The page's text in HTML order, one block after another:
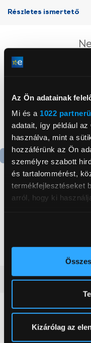
Az Ön adatainak
Mi és a 1022
adatait, így például
használva, mint a
hozzáférünk az Ön
személyre szabott
és tartalommérést,
termékfejlesztéseket
arról, hogy ki
Az Ön
módjairól és adja
pontban. Bármikor
Sütinyilatkozathoz
Kizárólag az
Részletes ismertető
Gorenje NRS8182KX
Vásárlói vélemények